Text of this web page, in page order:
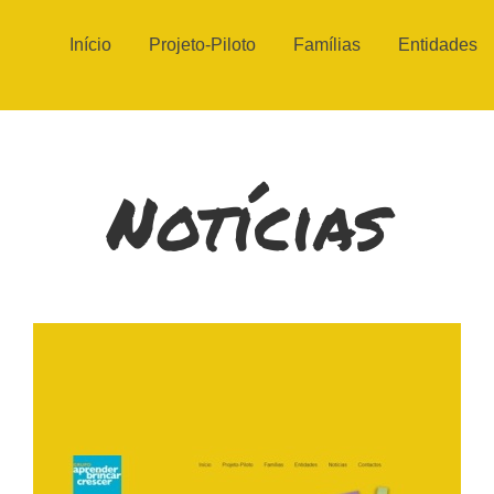
MainInício Projeto-Piloto Famílias Entidades
Notícias